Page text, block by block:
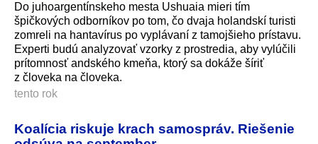
Do juhoargentínskeho mesta Ushuaia mieri tím
špičkových odborníkov po tom, čo dvaja holandskí turisti
zomreli na hantavírus po vyplávaní z tamojšieho prístavu.
Experti budú analyzovať vzorky z prostredia, aby vylúčili
prítomnosť andského kmeňa, ktorý sa dokáže šíriť
z človeka na človeka.
tento rok
Koalícia riskuje krach samospráv. Riešenie